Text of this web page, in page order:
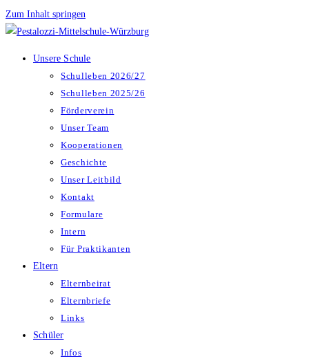
Zum Inhalt springen
Unsere Schule
Schulleben 2026/27
Schulleben 2025/26
Förderverein
Unser Team
Kooperationen
Geschichte
Unser Leitbild
Kontakt
Formulare
Intern
Für Praktikanten
Eltern
Elternbeirat
Elternbriefe
Links
Schüler
Infos